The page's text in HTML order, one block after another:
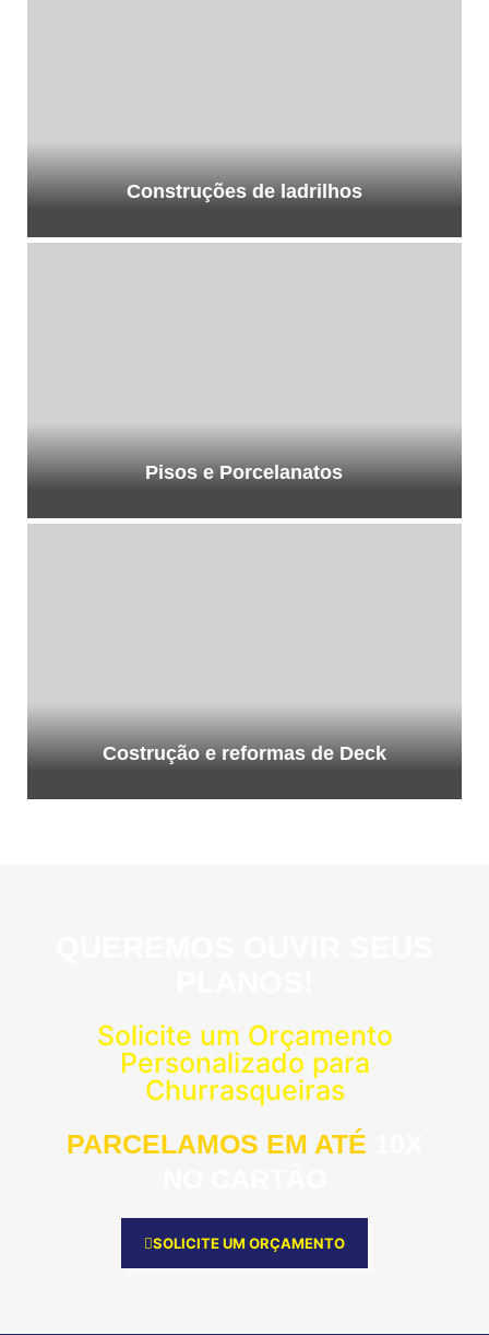
Construções de ladrilhos
Pisos e Porcelanatos
Costrução e reformas de Deck
Solicite um Orçamento
Personalizado para
Churrasqueiras
PARCELAMOS EM ATÉ
SOLICITE UM ORÇAMENTO